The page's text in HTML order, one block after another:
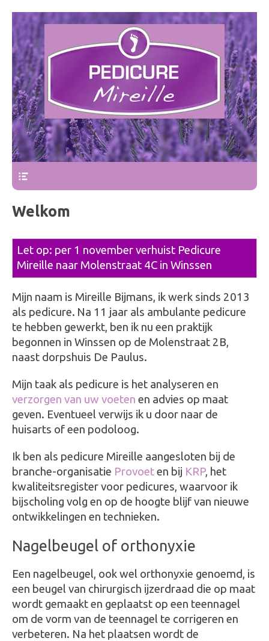
Pedicure Mireille
Welkom
Let op: per 1 november verhuist Pedicure
Mireille naar Molenstraat 4C in Winssen
Mijn naam is Mireille Bijmans, ik werk sinds 2013
als pedicure. Na 11 jaar als ambulante pedicure
te hebben gewerkt, ben ik nu een praktijk
begonnen in Winssen op de Molenstraat 2B,
naast dorpshuis De Paulus.
Mijn taak als pedicure is het analyseren en
verzorgen van uw voeten en advies op maat
geven. Eventueel verwijs ik u door naar de
huisarts of een podoloog.
Ik ben als pedicure Mireille aangesloten bij de
branche-organisatie Provoeten bij KRP, het
kwaliteitsregister voor pedicures, waarvoor ik
bijscholing volg en op de hoogte blijf van nieuwe
ontwikkelingen en technieken.
Nagelbeugel of orthonyxie
Een nagelbeugel, ook wel orthonyxie genoemd, is
een beugel van chirurgisch ijzerdraad die op maat
wordt gemaakt en geplaatst op een teennagel
om de vorm van de teennagel te corrigeren en
verbeteren. Na het plaatsen wordt de